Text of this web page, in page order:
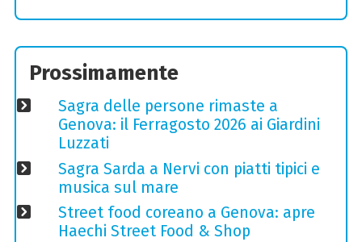
Prossimamente
Sagra delle persone rimaste a
Genova: il Ferragosto 2026 ai Giardini
Luzzati
Sagra Sarda a Nervi con piatti tipici e
musica sul mare
Street food coreano a Genova: apre
Haechi Street Food & Shop